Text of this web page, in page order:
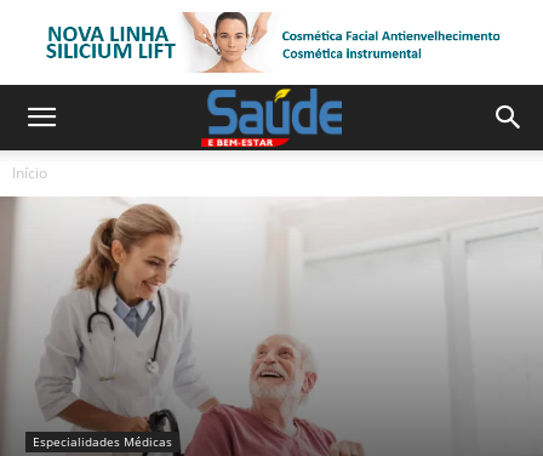
Início
Especialidades Médicas